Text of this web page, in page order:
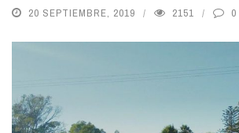
20 SEPTIEMBRE, 2019 2151 0